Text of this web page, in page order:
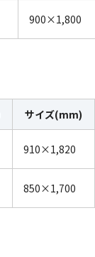
900×1,800
サイズ(mm)
910×1,820
850×1,700